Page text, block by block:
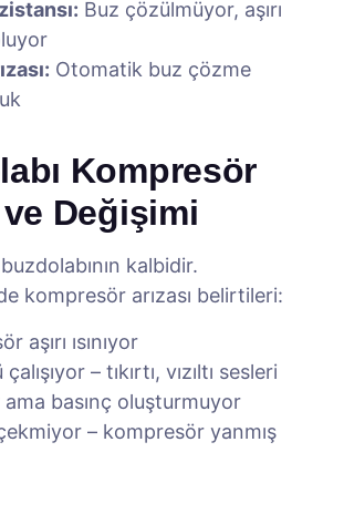
Buz çözülmüyor, aşırı
Otomatik buz çözme
Kompresör
Değişimi
kalbidir.
kompresör arızası belirtileri:
aşırı ısınıyor
– tıkırtı, vızıltı sesleri
ama basınç oluşturmuyor
– kompresör yanmış